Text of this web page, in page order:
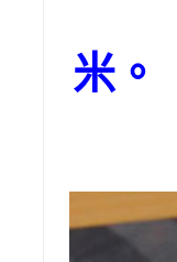
米。